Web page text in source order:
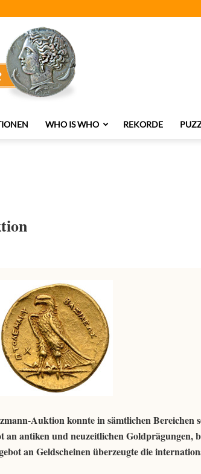
WHO IS WHO REKORDE
Auktion konnte in sämtlichen Bereichen
an antiken und neuzeitlichen
an Geldscheinen überzeugte die